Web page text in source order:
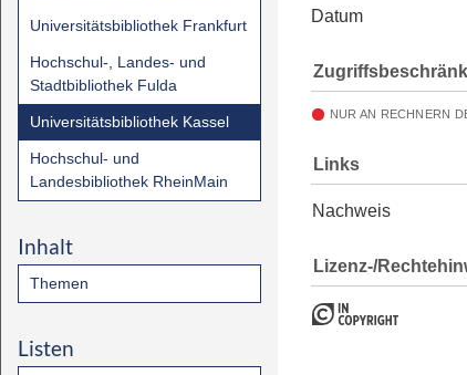
Universitätsbibliothek Frankfurt
Hochschul-, Landes- und
Stadtbibliothek Fulda
Universitätsbibliothek Kassel
Hochschul- und
Landesbibliothek RheinMain
Inhalt
Themen
Listen
Datum
NUR AN RECHNERN
Links
Nachweis
Lizenz-/